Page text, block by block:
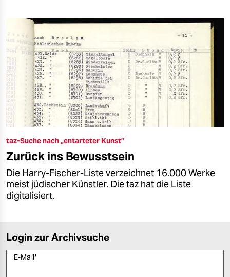
taz-Suche nach „entarteter Kunst”
Zurück ins Bewusstsein
Die Harry-Fischer-Liste verzeichnet 16.000 Werke
meist jüdischer Künstler. Die taz hat die Liste
digitalisiert.
Login zur Archivsuche
E-Mail*